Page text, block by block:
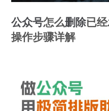
公众号怎么删除已
操作步骤详解